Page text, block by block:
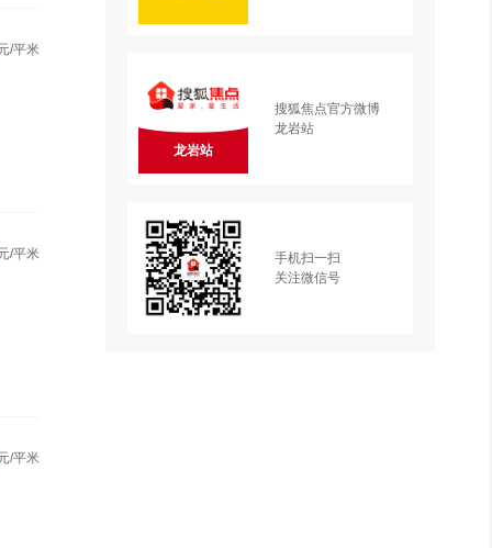
/平米
/平米
/平米
龙岩站
搜狐焦点官方微博
龙岩站
手机扫一扫
关注微信号